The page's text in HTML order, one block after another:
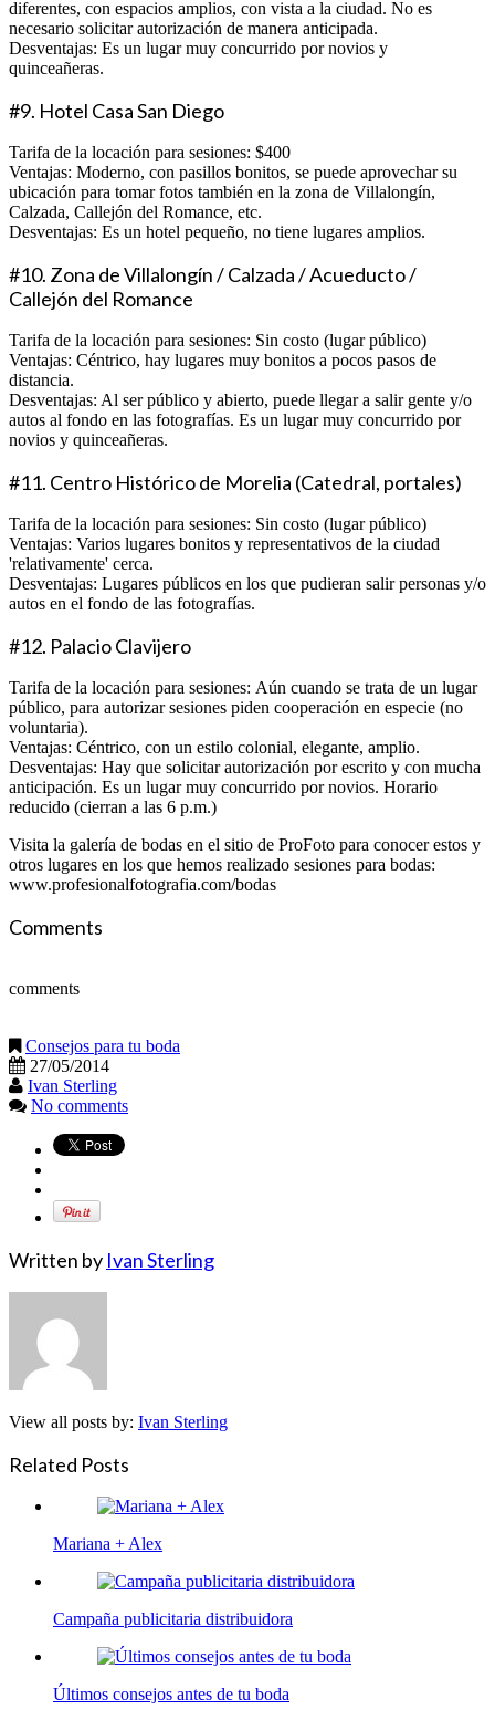
diferentes, con espacios amplios, con vista a la ciudad. No es
necesario solicitar autorización de manera anticipada.
Desventajas: Es un lugar muy concurrido por novios y
quinceañeras.
#9. Hotel Casa San Diego
Tarifa de la locación para sesiones: $400
Ventajas: Moderno, con pasillos bonitos, se puede aprovechar su
ubicación para tomar fotos también en la zona de Villalongín,
Calzada, Callejón del Romance, etc.
Desventajas: Es un hotel pequeño, no tiene lugares amplios.
#10. Zona de Villalongín / Calzada / Acueducto /
Callejón del Romance
Tarifa de la locación para sesiones: Sin costo (lugar público)
Ventajas: Céntrico, hay lugares muy bonitos a pocos pasos de
distancia.
Desventajas: Al ser público y abierto, puede llegar a salir gente y/o
autos al fondo en las fotografías. Es un lugar muy concurrido por
novios y quinceañeras.
#11. Centro Histórico de Morelia (Catedral, portales)
Tarifa de la locación para sesiones: Sin costo (lugar público)
Ventajas: Varios lugares bonitos y representativos de la ciudad
'relativamente' cerca.
Desventajas: Lugares públicos en los que pudieran salir personas y/o
autos en el fondo de las fotografías.
#12. Palacio Clavijero
Tarifa de la locación para sesiones: Aún cuando se trata de un lugar
público, para autorizar sesiones piden cooperación en especie (no
voluntaria).
Ventajas: Céntrico, con un estilo colonial, elegante, amplio.
Desventajas: Hay que solicitar autorización por escrito y con mucha
anticipación. Es un lugar muy concurrido por novios. Horario
reducido (cierran a las 6 p.m.)
Visita la galería de bodas en el sitio de ProFoto para conocer estos y
otros lugares en los que hemos realizado sesiones para bodas:
www.profesionalfotografia.com/bodas
Comments
comments
Consejos para tu boda
27/05/2014
Ivan Sterling
No comments
Written by Ivan Sterling
View all posts by: Ivan Sterling
Related Posts
Mariana + Alex
Campaña publicitaria distribuidora
Últimos consejos antes de tu boda